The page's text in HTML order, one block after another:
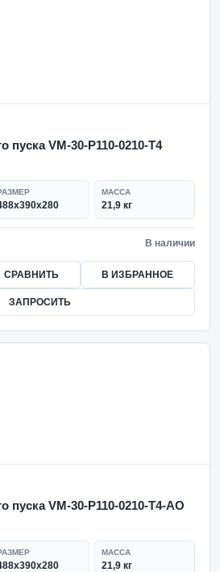
пуска VM-30-P110-0210-T4
МАССА
21,9 кг
В наличии
СРАВНИТЬ В ИЗБРАННОЕ
ЗАПРОСИТЬ
пуска VM-30-P110-0210-T4-AO
МАССА
21,9 кг